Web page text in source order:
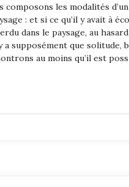
les modalités
: et si ce qu’il y avait à
dans le paysage, au
supposément que
au moins qu’il est